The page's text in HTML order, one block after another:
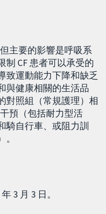
主要的影響是呼吸系
制 CF 患者可以承受的
致運動能力下降和缺乏
與健康相關的生活品
對照組（常規護理）相
預（包括耐力型活
騎自行車、或阻力訓
3 月 3 日。